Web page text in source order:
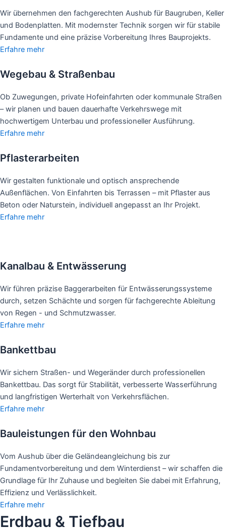
Wir übernehmen den fachgerechten Aushub für Baugruben, Keller
und Bodenplatten. Mit modernster Technik sorgen wir für stabile
Fundamente und eine präzise Vorbereitung Ihres Bauprojekts.
Erfahre mehr
Wegebau & Straßenbau
Ob Zuwegungen, private Hofeinfahrten oder kommunale Straßen
– wir planen und bauen dauerhafte Verkehrswege mit
hochwertigem Unterbau und professioneller Ausführung.
Erfahre mehr
Pflasterarbeiten
Wir gestalten funktionale und optisch ansprechende
Außenflächen. Von Einfahrten bis Terrassen – mit Pflaster aus
Beton oder Naturstein, individuell angepasst an Ihr Projekt.
Erfahre mehr
Kanalbau & Entwässerung
Wir führen präzise Baggerarbeiten für Entwässerungssysteme
durch, setzen Schächte und sorgen für fachgerechte Ableitung
von Regen - und Schmutzwasser.
Erfahre mehr
Bankettbau
Wir sichern Straßen- und Wegeränder durch professionellen
Bankettbau. Das sorgt für Stabilität, verbesserte Wasserführung
und langfristigen Werterhalt von Verkehrsflächen.
Erfahre mehr
Bauleistungen für den Wohnbau
Vom Aushub über die Geländeangleichung bis zur
Fundamentvorbereitung und dem Winterdienst – wir schaffen die
Grundlage für Ihr Zuhause und begleiten Sie dabei mit Erfahrung,
Effizienz und Verlässlichkeit.
Erfahre mehr
Erdbau & Tiefbau